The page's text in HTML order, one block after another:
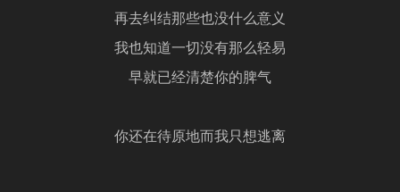
再去纠结那些也没什么意义
我也知道一切没有那么轻易
早就已经清楚你的脾气
你还在待原地而我只想逃离